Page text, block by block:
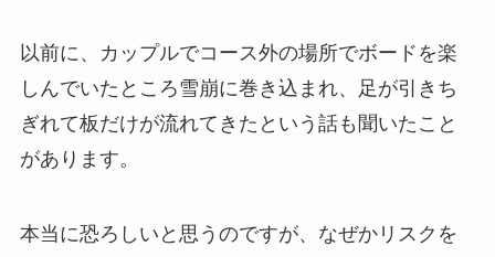
以前に、カップルでコース外の場所でボードを楽
しんでいたところ雪崩に巻き込まれ、足が引きち
ぎれて板だけが流れてきたという話も聞いたこと
があります。
本当に恐ろしいと思うのですが、なぜかリスクを